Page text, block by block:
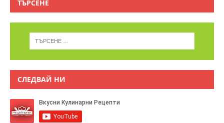
ТЪРСЕНЕ
СЛЕДВАЙ НИ